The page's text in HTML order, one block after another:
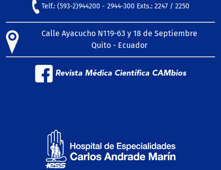
Telf.: (593-2)944200 - 2944-300 Exts.: 2247 / 2250
Calle Ayacucho N119-63 y 18 de Septiembre
Quito - Ecuador
Revista Médica Científica CAMbios